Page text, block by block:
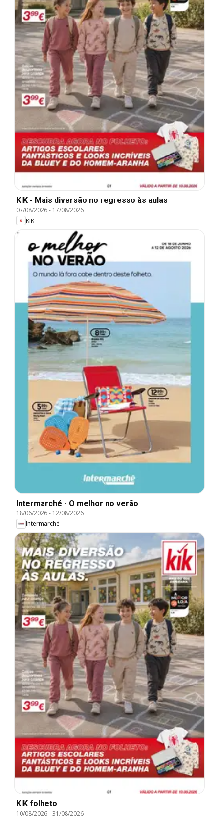
KIK - Mais diversão no regresso às aulas
07/08/2026- 17/08/2026
KIK
Intermarché - O melhor no verão
18/06/2026- 12/08/2026
Intermarché
KIK folheto
10/08/2026-31/08/2026